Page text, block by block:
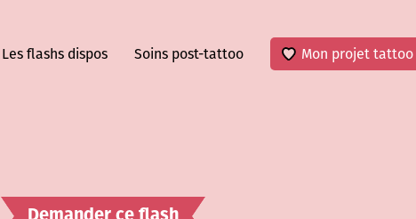
Les flashs dispos Soins post-tattoo Mon projet tattoo